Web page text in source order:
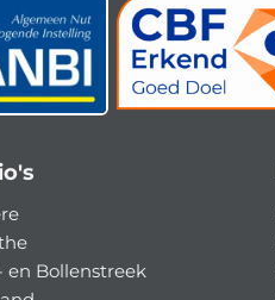
en Bollenstreek